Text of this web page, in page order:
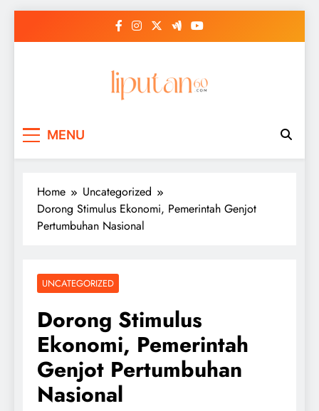
MENU
Home
Uncategorized
Dorong Stimulus Ekonomi, Pemerintah Genjot
Pertumbuhan Nasional
UNCATEGORIZED
Dorong Stimulus
Ekonomi, Pemerintah
Genjot Pertumbuhan
Nasional